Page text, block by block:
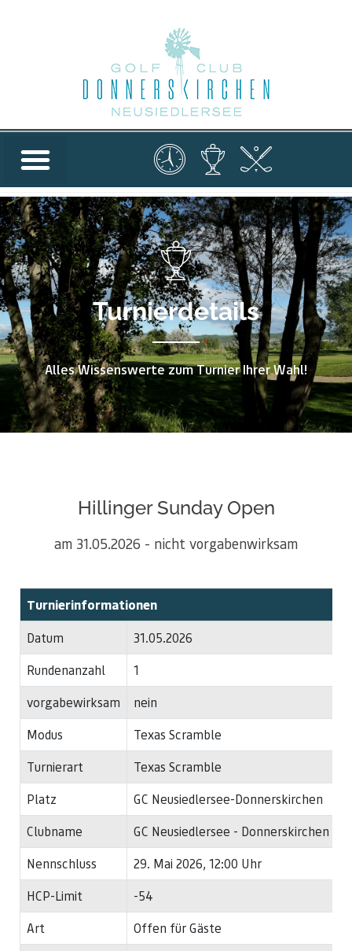
Turnierdetails
Alles Wissenswerte zum Turnier Ihrer Wahl!
Hillinger Sunday Open
am 31.05.2026 - nicht vorgabenwirksam
Turnierinformationen
Datum
31.05.2026
Rundenanzahl
1
vorgabewirksam
nein
Modus
Texas Scramble
Turnierart
Texas Scramble
Platz
GC Neusiedlersee-Donnerskirchen
Clubname
GC Neusiedlersee - Donnerskirchen
Nennschluss
29. Mai 2026, 12:00 Uhr
HCP-Limit
-54
Art
Offen für Gäste